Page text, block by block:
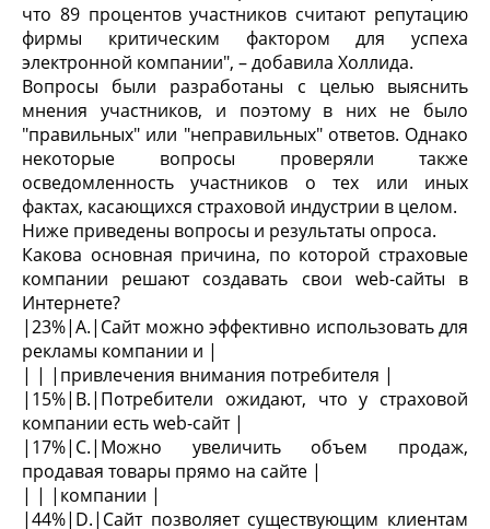
что 89 процентов участников считают репутацию
фирмы критическим фактором для успеха
электронной компании", – добавила Холлида.
Вопросы были разработаны с целью выяснить
мнения участников, и поэтому в них не было
"правильных" или "неправильных" ответов. Однако
некоторые вопросы проверяли также
осведомленность участников о тех или иных
фактах, касающихся страховой индустрии в целом.
Ниже приведены вопросы и результаты опроса.
Какова основная причина, по которой страховые
компании решают создавать свои web-сайты в
Интернете?
|23%|A.|Сайт можно эффективно использовать для
рекламы компании и |
| | |привлечения внимания потребителя |
|15%|B.|Потребители ожидают, что у страховой
компании есть web-сайт |
|17%|C.|Можно увеличить объем продаж,
продавая товары прямо на сайте |
| | |компании |
|44%|D.|Сайт позволяет существующим клиентам